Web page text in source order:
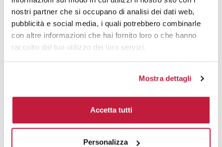
nostri partner che si occupano di analisi dei dati web,
pubblicità e social media, i quali potrebbero combinarle
con altre informazioni che hai fornito loro o che hanno
raccolto dal tuo utilizzo dei loro servizi.
Mostra dettagli
Accetta tutti
Personalizza
7000 € 41,62 € 44,23
10000 € 41,48 € 44,03
Tecniche di stampa
Domande e risposte